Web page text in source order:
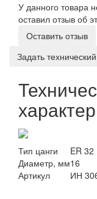
У данного товара
оставил отзыв об
Оставить отзыв
Задать
Тип цанги
ER 32
Диаметр, мм16
Артикул
ИН